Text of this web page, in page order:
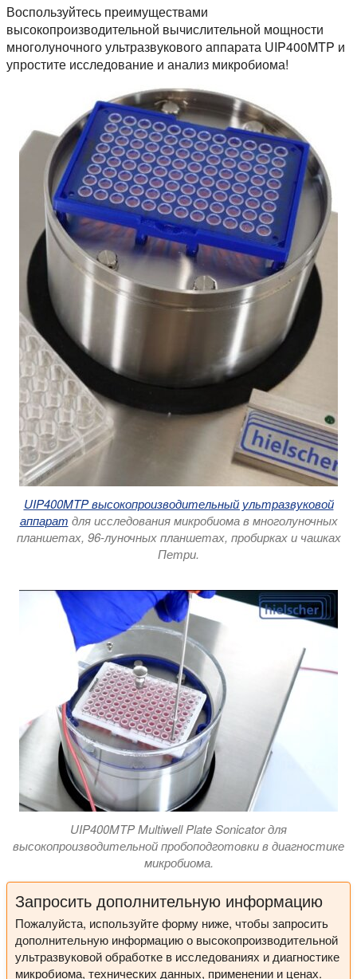
Воспользуйтесь преимуществами
высокопроизводительной вычислительной мощности
многолуночного ультразвукового аппарата UIP400MTP и
упростите исследование и анализ микробиома!
UIP400MTP высокопроизводительный ультразвуковой
аппарат для исследования микробиома в многолуночных
планшетах, 96-луночных планшетах, пробирках и чашках
Петри.
UIP400MTP Multiwell Plate Sonicator для
высокопроизводительной пробоподготовки в диагностике
микробиома.
Запросить дополнительную информацию
Пожалуйста, используйте форму ниже, чтобы запросить
дополнительную информацию о высокопроизводительной
ультразвуковой обработке в исследованиях и диагностике
микробиома, технических данных, применении и ценах.